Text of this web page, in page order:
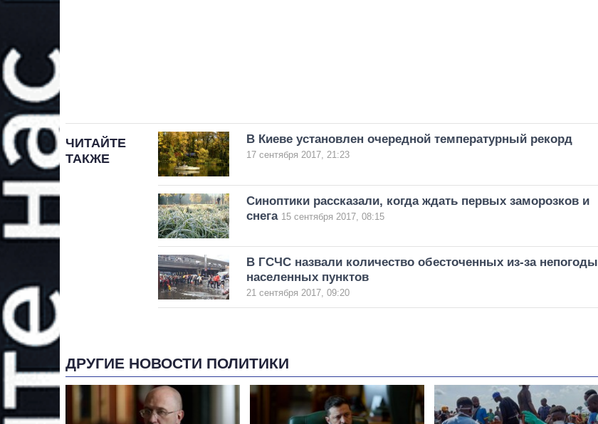
ЧИТАЙТЕ
ТАКЖЕ
В Киеве установлен очередной температурный рекорд
17 сентября 2017, 21:23
Синоптики рассказали, когда ждать первых заморозков и
снега 15 сентября 2017, 08:15
В ГСЧС назвали количество обесточенных из-за непогоды
населенных пунктов
21 сентября 2017, 09:20
ДРУГИЕ НОВОСТИ ПОЛИТИКИ